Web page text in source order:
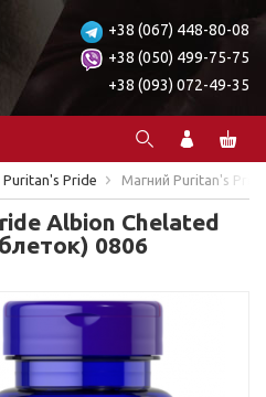
+38 (067) 448-80-08
+38 (050) 499-75-75
+38 (093) 072-49-35
Puritan's Pride Магний Puritan's
Albion Chelated
0806